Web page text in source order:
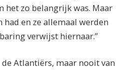
het zo belangrijk was. Maar
en ze allemaal werden
verwijst hiernaar.”
de Atlantiërs, maar nooit van